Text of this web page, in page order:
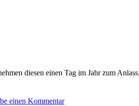
diesen einen Tag im Jahr zum
einen Kommentarzu